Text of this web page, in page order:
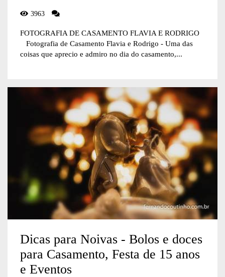
3963
FOTOGRAFIA DE CASAMENTO FLAVIA E RODRIGO
Fotografia de Casamento Flavia e Rodrigo - Uma das
coisas que aprecio e admiro no dia do casamento,...
Dicas para Noivas - Bolos e doces
para Casamento, Festa de 15 anos
e Eventos